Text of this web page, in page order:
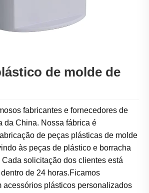
de molde de
fabricantes e fornecedores de
da China. Nossa fábrica é
de peças plásticas de molde
às peças de plástico e borracha
solicitação dos clientes está
de 24 horas.Ficamos
acessórios plásticos personalizados